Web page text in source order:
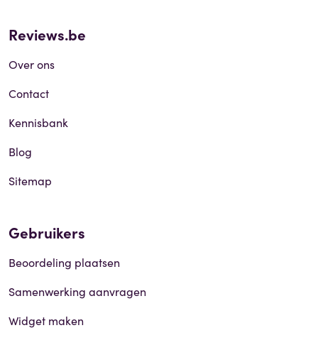
Reviews.be
Over ons
Contact
Kennisbank
Blog
Sitemap
Gebruikers
Beoordeling plaatsen
Samenwerking aanvragen
Widget maken